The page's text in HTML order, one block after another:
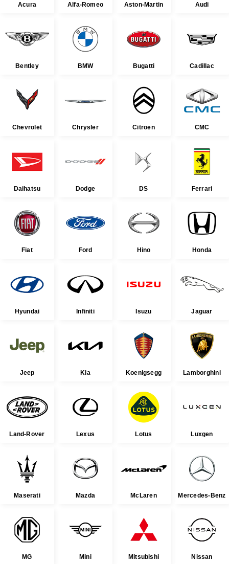
Acura Alfa-Romeo Aston-Martin Audi
Bentley BMW Bugatti Cadillac
Chevrolet Chrysler Citroen CMC
Daihatsu Dodge DS Ferrari
Fiat Ford Hino Honda
Hyundai Infiniti Isuzu Jaguar
Jeep Kia Koenigsegg Lamborghini
Land-Rover Lexus Lotus Luxgen
Maserati Mazda McLaren Mercedes-Benz
MG Mini Mitsubishi Nissan